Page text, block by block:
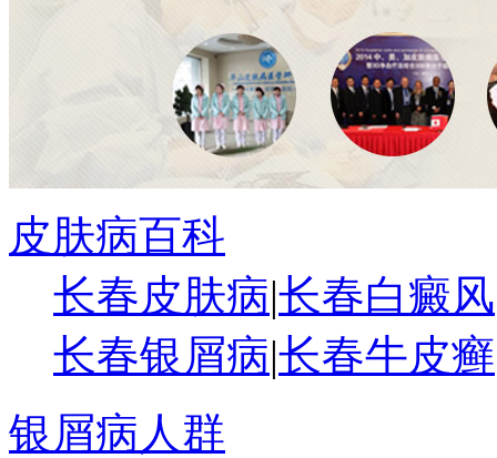
皮肤病百科
长春皮肤病|长春白癜风
长春银屑病|长春牛皮癣
银屑病人群